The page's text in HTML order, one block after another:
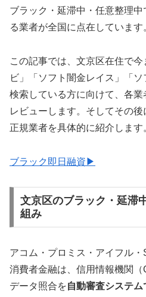
ブラック・延滞中・任意整理
る業者が全国に点在しています
この記事では、文京区在住で
ビ」「ソフト闇金レイス」「
検索している方に向けて、各
レビューします。そしてその
正規業者を具体的に紹介します
ブラック即日融資▶
文京区のブラック・延滞
組み
アコム・プロミス・アイフル
消費者金融は、信用情報機関
データ照合を自動審査システム